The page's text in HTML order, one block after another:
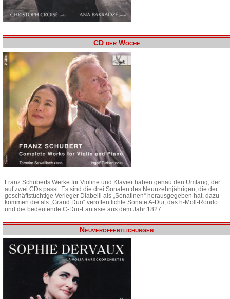
CD der Woche
Franz Schuberts Werke für Violine und Klavier haben genau den Umfang, der
auf zwei CDs passt. Es sind die drei Sonaten des Neunzehnjährigen, die der
geschäftstüchtige Verleger Diabelli als „Sonatinen“ herausgegeben hat, dazu
kommen die als „Grand Duo“ veröffentlichte Sonate A-Dur, das h-Moll-Rondo
und die bedeutende C-Dur-Fantasie aus dem Jahr 1827.
Neuveröffentlichungen